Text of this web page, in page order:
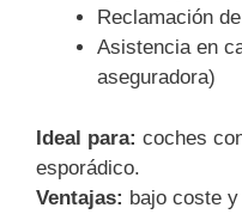
Reclamación
Asistencia en
aseguradora)
Ideal para: coches
esporádico.
Ventajas: bajo coste